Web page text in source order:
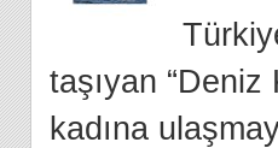
taşıyan “Deniz
kadına